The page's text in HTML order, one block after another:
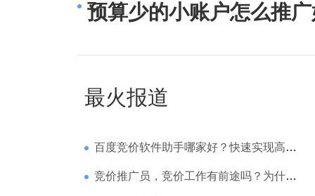
预算少的小账户怎么推
最火报道
百度竞价软件助手哪家好？快速实现高回报哪家强？
竞价推广员，竞价工作有前途吗？为什么待遇那么高